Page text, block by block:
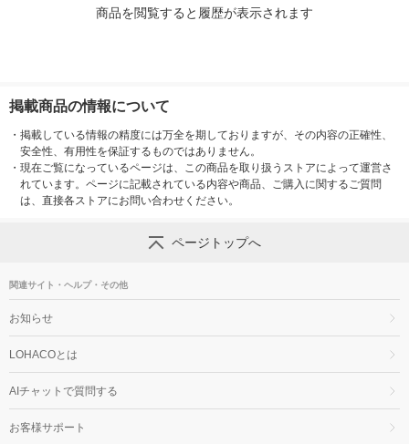
商品を閲覧すると履歴が表示されます
掲載商品の情報について
・ 掲載している情報の精度には万全を期しておりますが、その内容の正確性、
安全性、有用性を保証するものではありません。
・ 現在ご覧になっているページは、この商品を取り扱うストアによって運営さ
れています。ページに記載されている内容や商品、ご購入に関するご質問
は、直接各ストアにお問い合わせください。
ページトップへ
関連サイト・ヘルプ・その他
お知らせ
LOHACOとは
AIチャットで質問する
お客様サポート